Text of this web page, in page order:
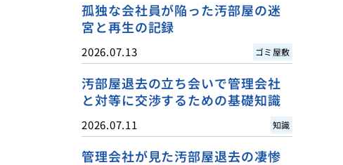
孤独な会社員が陥った汚部屋の迷
宮と再生の記録
2026.07.13 ゴミ屋敷
汚部屋退去の立ち会いで管理会社
と対等に交渉するための基礎知識
2026.07.11 知識
管理会社が見た汚部屋退去の凄惨